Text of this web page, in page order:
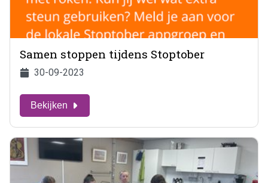
Samen stoppen tijdens Stoptober
30-09-2023
Bekijken